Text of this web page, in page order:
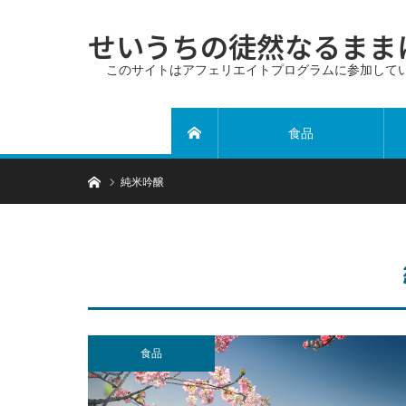
せいうちの徒然なるまま
このサイトはアフェリエイトプログラムに参加して
食品
ホーム純米吟醸
食品